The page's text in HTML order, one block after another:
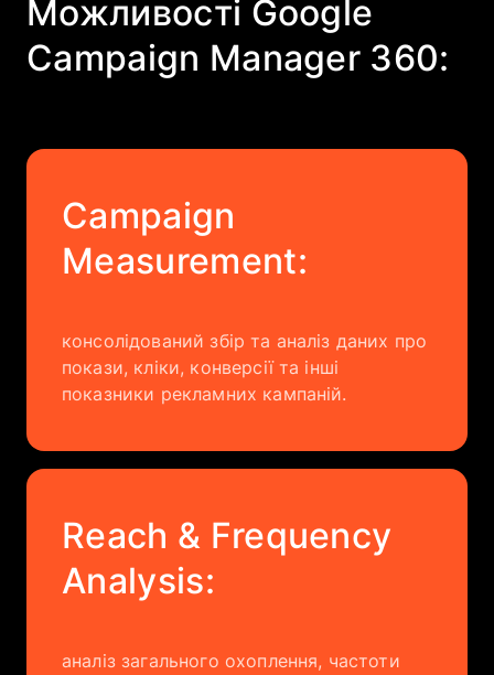
Можливості Google
Campaign Manager 360:
Campaign
Measurement:
консолідований збір та аналіз даних про
покази, кліки, конверсії та інші
показники рекламних кампаній.
Reach & Frequency
Analysis:
аналіз загального охоплення, частоти